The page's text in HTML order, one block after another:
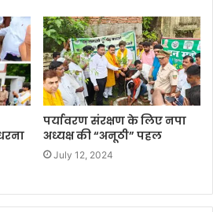
पर्यावरण संरक्षण के लिए नपा
अध्यक्ष की “अनूठी” पहल
July 12, 2024